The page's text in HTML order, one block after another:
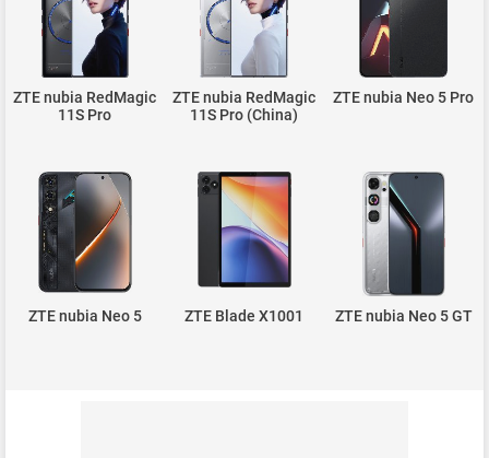
ZTE nubia RedMagic
11S Pro
ZTE nubia RedMagic
11S Pro (China)
ZTE nubia Neo 5 Pro
ZTE nubia Neo 5 ZTE Blade X1001 ZTE nubia Neo 5 GT